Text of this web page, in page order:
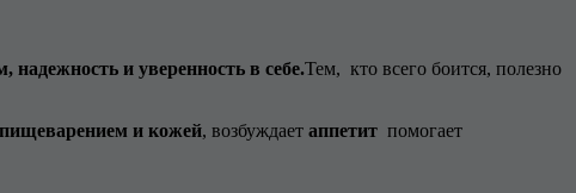
надежность и уверенность в себе.Тем, кто всего боится, полезно
пищеварением и кожей, возбуждает аппетит помогает